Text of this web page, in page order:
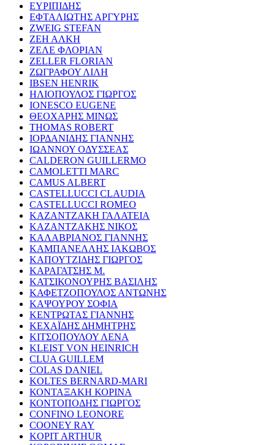
ΕΥΡΙΠΙΔΗΣ
ΕΦΤΑΛΙΩΤΗΣ ΑΡΓΥΡΗΣ
ZWEIG STEFAN
ΖΕΗ ΑΛΚΗ
ΖΕΛΕ ΦΛΟΡΙΑΝ
ZELLER FLORIAN
ΖΩΓΡΑΦΟΥ ΛΙΛΗ
IBSEN HENRIK
ΗΛΙΟΠΟΥΛΟΣ ΓΙΩΡΓΟΣ
IONESCO EUGENE
ΘΕΟΧΑΡΗΣ ΜΙΝΩΣ
THOMAS ROBERT
ΙΟΡΔΑΝΙΔΗΣ ΓΙΑΝΝΗΣ
ΙΩΑΝΝΟΥ ΟΔΥΣΣΕΑΣ
CALDERON GUILLERMO
CAMOLETTI MARC
CAMUS ALBERT
CASTELLUCCI CLAUDIA
CASTELLUCCI ROMEO
ΚΑΖΑΝΤΖΑΚΗ ΓΑΛΑΤΕΙΑ
ΚΑΖΑΝΤΖΑΚΗΣ ΝΙΚΟΣ
ΚΑΛΑΒΡΙΑΝΟΣ ΓΙΑΝΝΗΣ
ΚΑΜΠΑΝΕΛΛΗΣ ΙΑΚΩΒΟΣ
ΚΑΠΟΥΤΖΙΔΗΣ ΓΙΩΡΓΟΣ
ΚΑΡΑΓΑΤΣΗΣ Μ.
ΚΑΤΣΙΚΟΝΟΥΡΗΣ ΒΑΣΙΛΗΣ
ΚΑΦΕΤΖΟΠΟΥΛΟΣ ΑΝΤΩΝΗΣ
ΚΑΨΟΥΡΟΥ ΣΟΦΙΑ
ΚΕΝΤΡΩΤΑΣ ΓΙΑΝΝΗΣ
ΚΕΧΑΪΔΗΣ ΔΗΜΗΤΡΗΣ
ΚΙΤΣΟΠΟΥΛΟΥ ΛΕΝΑ
KLEIST VON HEINRICH
CLUA GUILLEM
COLAS DANIEL
KOLTES BERNARD-MARI
ΚΟΝΤΑΞΑΚΗ ΚΟΡΙΝΑ
ΚΟΝΤΟΠΟΔΗΣ ΓΙΩΡΓΟΣ
CONFINO LEONORE
COONEY RAY
KOPIT ARTHUR